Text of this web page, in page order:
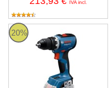
IVA incl.
20%
Bosch GSR 18V-65